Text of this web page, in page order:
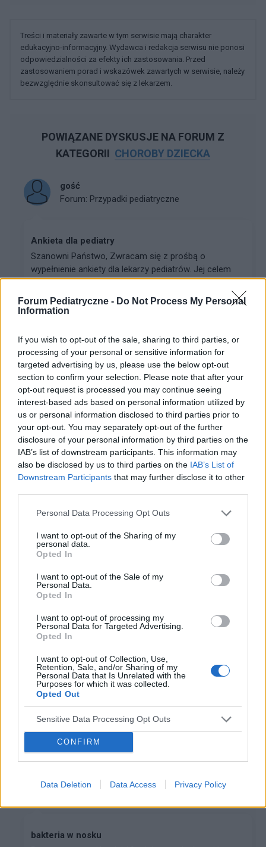
Forum Pediatryczne - Do Not Process My Personal
Information
If you wish to opt-out of the sale, sharing to third parties, or
processing of your personal or sensitive information for
targeted advertising by us, please use the below opt-out
section to confirm your selection. Please note that after your
opt-out request is processed you may continue seeing
interest-based ads based on personal information utilized by
us or personal information disclosed to third parties prior to
your opt-out. You may separately opt-out of the further
disclosure of your personal information by third parties on the
IAB’s list of downstream participants. This information may
also be disclosed by us to third parties on the IAB’s List of
Downstream Participants that may further disclose it to other
Personal Data Processing Opt Outs
I want to opt-out of the Sharing of my
personal data.
Opted In
I want to opt-out of the Sale of my
Personal Data.
Opted In
I want to opt-out of processing my
Personal Data for Targeted Advertising.
Opted In
I want to opt-out of Collection, Use,
Retention, Sale, and/or Sharing of my
Personal Data that Is Unrelated with the
Purposes for which it was collected.
Opted Out
Sensitive Data Processing Opt Outs
CONFIRM
Data Deletion Data Access Privacy Policy
Treści i materiały zawarte w tym serwisie mają charakter
edukacyjno-informacyjny. Wydawca i redakcja serwisu nie ponosi
odpowiedzialności za efekty ich zastosowania. Przed
zastosowaniem porad i wskazówek zawartych w serwisie, należy
bezwzględnie skonsultować się z lekarzem.
POWIĄZANE DYSKUSJE NA FORUM Z
KATEGORII CHOROBY DZIECKA
gość
Forum: Przypadki pediatryczne
Ankieta dla pediatry
Szanowni Państwo, Zwracam się z prośbą o
wypełnienie ankiety dla lekarzy pediatrów. Jej celem
jest poznanie aktualnych potrzeb edukacyjnych
pediatrów, obszarów niepewności w codziennej
praktyce kl...
ewa k.
Forum:Choroby dziecięce
Po usunięciu trzeciego migdałka
Dzień dobry, szukam po forach i fejsbuku pomocy bo
2 tygodnie temu mojej 5-letniej córeczce usuwali
trzeci migdałek ze znieczuleniem ogólnym. Po operacji
wymiotowała bo połykała krew, męczy się bo d...
Forum: Przypadki pediatryczne
Metanabol a niedobor wzrostu.
Mam pytanie czy u dziecka (15 letniego) mozna leczyc
niedobor wzrostu metanabolem (metanabol 5mg)?
Proszę o szybką odpowiedz, z góry dziekuję.
gość
Forum:
Pediatria - grupa dla rodziny i pacjenta
PSYCHOLOG DZIECIĘCY - SZCZECIN
dziecięcego w Szczecinie. Jak ktoś zna, to bardzo
proszę o jakąś wiadomość. Dziękuję
aniazaw
bakteria w nosku